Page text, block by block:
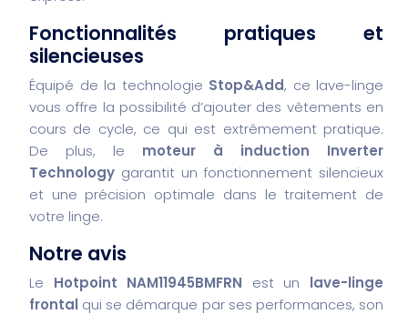
Fonctionnalités pratiques et
silencieuses
Équipé de la technologie Stop&Add, ce lave-linge
vous offre la possibilité d’ajouter des vêtements en
cours de cycle, ce qui est extrêmement pratique.
De plus, le moteur à induction Inverter
Technology garantit un fonctionnement silencieux
et une précision optimale dans le traitement de
votre linge.
Notre avis
Le Hotpoint NAM11945BMFRN est un lave-linge
frontal qui se démarque par ses performances, son